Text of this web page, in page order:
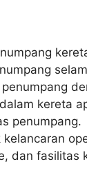
kereta
penumpang.
dan fasilitas